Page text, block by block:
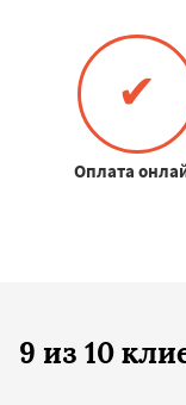
✔
Оплата
9 из 10